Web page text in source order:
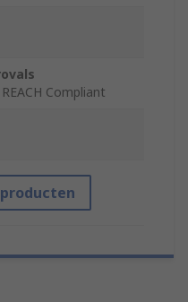
Compliant